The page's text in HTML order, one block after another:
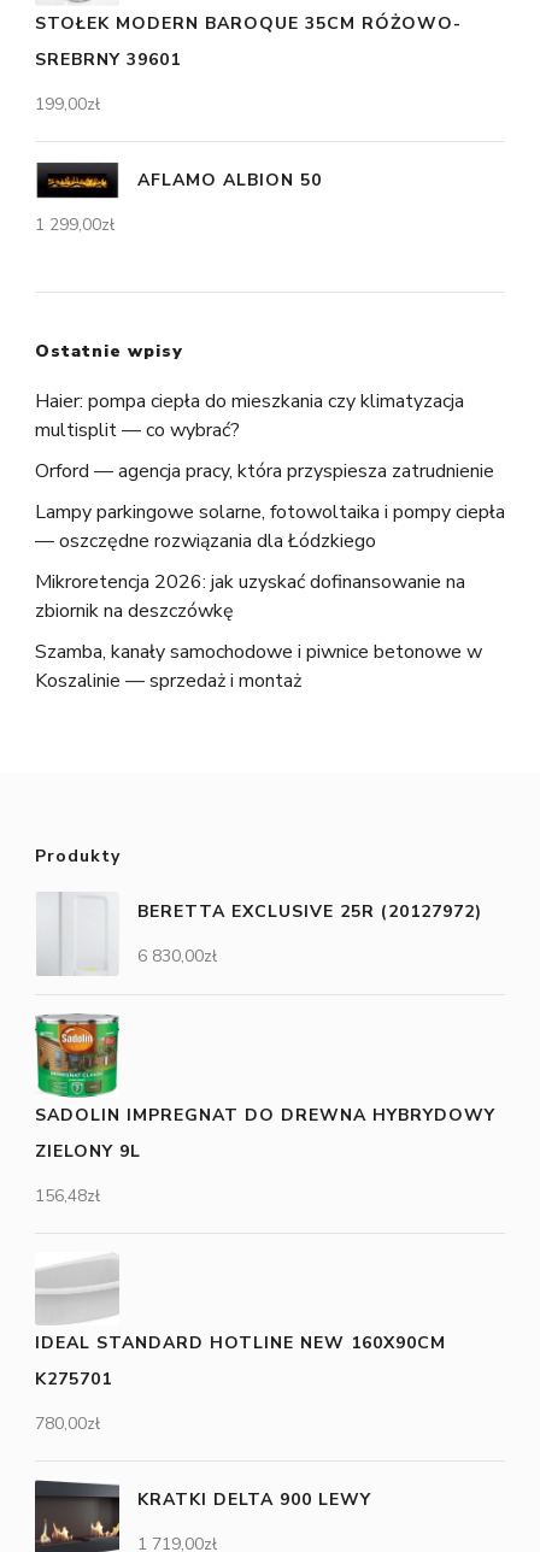
STOŁEK MODERN BAROQUE 35CM RÓŻOWO-
SREBRNY 39601
199,00zł
AFLAMO ALBION 50
1 299,00zł
Ostatnie wpisy
Haier: pompa ciepła do mieszkania czy klimatyzacja
multisplit — co wybrać?
Orford — agencja pracy, która przyspiesza zatrudnienie
Lampy parkingowe solarne, fotowoltaika i pompy ciepła
— oszczędne rozwiązania dla Łódzkiego
Mikroretencja 2026: jak uzyskać dofinansowanie na
zbiornik na deszczówkę
Szamba, kanały samochodowe i piwnice betonowe w
Koszalinie — sprzedaż i montaż
Produkty
BERETTA EXCLUSIVE 25R (20127972)
6 830,00zł
SADOLIN IMPREGNAT DO DREWNA HYBRYDOWY
ZIELONY 9L
156,48zł
IDEAL STANDARD HOTLINE NEW 160X90CM
K275701
780,00zł
KRATKI DELTA 900 LEWY
1 719,00zł